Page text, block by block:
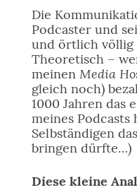
Die
Podcaster und
und örtlich völlig
Theoretisch –
meinen Media
gleich noch)
1000 Jahren das
meines Podcasts
Selbständigen
bringen dürfte…)
Diese kleine